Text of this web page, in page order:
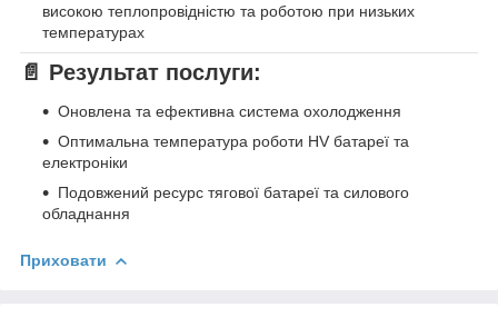
високою теплопровідністю та роботою при низьких
температурах
📄 Результат послуги:
Оновлена та ефективна система охолодження
Оптимальна температура роботи HV батареї та
електроніки
Подовжений ресурс тягової батареї та силового
обладнання
Приховати